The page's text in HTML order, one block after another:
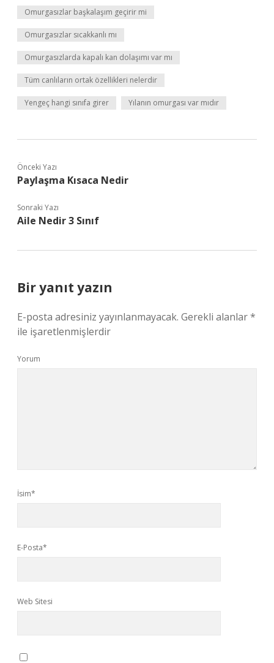
Omurgasızlar başkalaşım geçirir mi
Omurgasızlar sıcakkanlı mı
Omurgasızlarda kapalı kan dolaşımı var mı
Tüm canlıların ortak özellikleri nelerdir
Yengeç hangi sınıfa girer Yılanın omurgası var mıdır
Önceki Yazı
Paylaşma Kısaca Nedir
Sonraki Yazı
Aile Nedir 3 Sınıf
Bir yanıt yazın
E-posta adresiniz yayınlanmayacak. Gerekli alanlar*
ile işaretlenmişlerdir
Yorum
İsim*
E-Posta*
Web Sitesi